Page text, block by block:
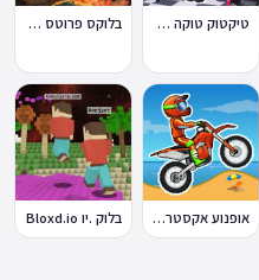
טיקטוק טוקה בוקה בלוקס פרוטס Blox Fruits
אופנוע אקסטרים Moto X3M בלוק .יו Bloxd.io